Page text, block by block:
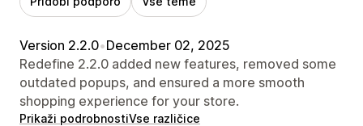
Version 2.2.0•December 02, 2025
Redefine 2.2.0 added new features, removed some
outdated popups, and ensured a more smooth
shopping experience for your store.
Prikaži podrobnostiVse različice